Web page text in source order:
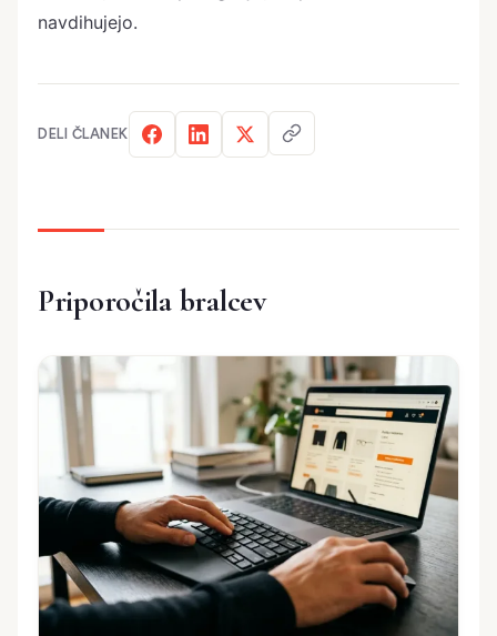
navdihujejo.
DELI ČLANEK
Priporočila bralcev